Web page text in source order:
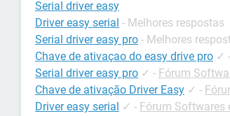
Serial driver easy
Driver easy serial - Melhores respostas
Serial driver easy pro - Melhores
Chave de ativaçao do easy drive pro ✓ -
Serial driver easy pro ✓ - Fórum
Chave de ativação Driver Easy ✓ -
Driver easy serial ✓ - Fórum Softwares